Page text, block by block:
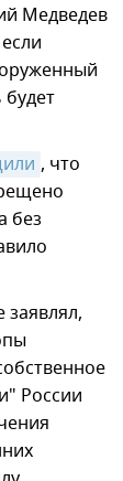
Медведев
, что
без
России